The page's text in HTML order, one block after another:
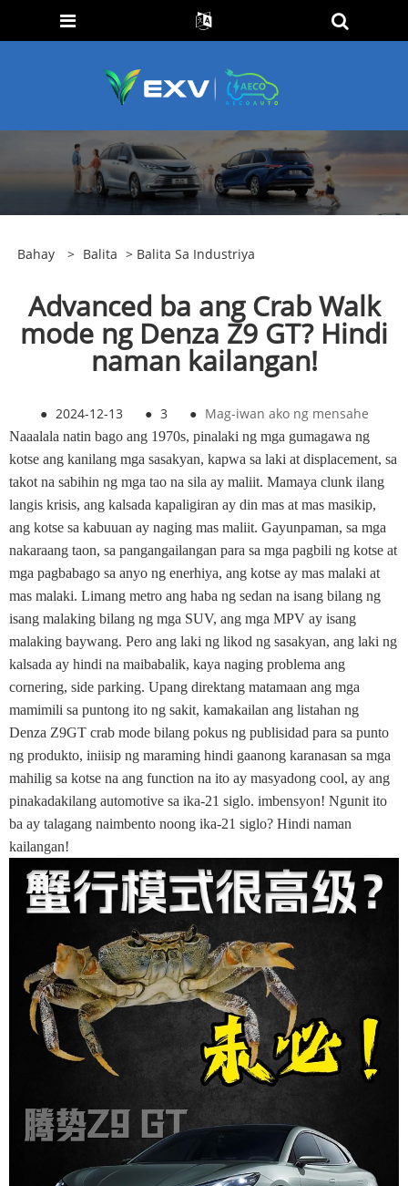
Bahay > Balita > Balita Sa Industriya
Advanced ba ang Crab Walk
mode ng Denza Z9 GT? Hindi
naman kailangan!
● 2024-12-13 ● 3 ● Mag-iwan ako ng mensahe
Naaalala natin bago ang 1970s, pinalaki ng mga gumagawa ng
kotse ang kanilang mga sasakyan, kapwa sa laki at displacement, sa
takot na sabihin ng mga tao na sila ay maliit. Mamaya clunk ilang
langis krisis, ang kalsada kapaligiran ay din mas at mas masikip,
ang kotse sa kabuuan ay naging mas maliit. Gayunpaman, sa mga
nakaraang taon, sa pangangailangan para sa mga pagbili ng kotse at
mga pagbabago sa anyo ng enerhiya, ang kotse ay mas malaki at
mas malaki. Limang metro ang haba ng sedan na isang bilang ng
isang malaking bilang ng mga SUV, ang mga MPV ay isang
malaking baywang. Pero ang laki ng likod ng sasakyan, ang laki ng
kalsada ay hindi na maibabalik, kaya naging problema ang
cornering, side parking. Upang direktang matamaan ang mga
mamimili sa puntong ito ng sakit, kamakailan ang listahan ng
Denza Z9GT crab mode bilang pokus ng publisidad para sa punto
ng produkto, iniisip ng maraming hindi gaanong karanasan sa mga
mahilig sa kotse na ang function na ito ay masyadong cool, ay ang
pinakadakilang automotive sa ika-21 siglo. imbensyon! Ngunit ito
ba ay talagang naimbento noong ika-21 siglo? Hindi naman
kailangan!